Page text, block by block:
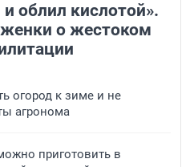
облил кислотой».
о жестоком
огород к зиме и не
агронома
приготовить в